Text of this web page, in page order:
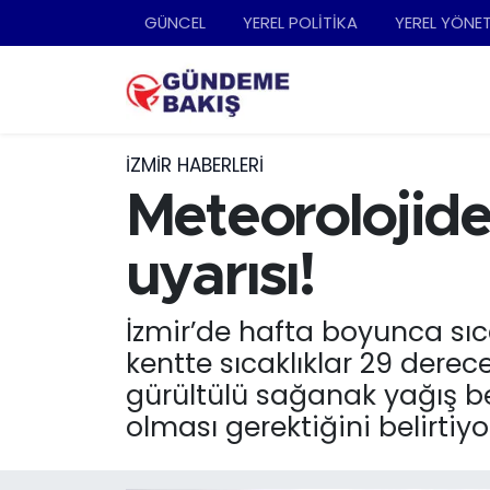
GÜNCEL YEREL POLİTİKA YEREL
İZMIR HABERLERI
uyarısı!
İzmir’de hafta boyunca
kentte sıcaklıklar 29
gürültülü sağanak yağış
olması gerektiğini
Ankara
DÜNYA
EKONOMİ
English News
Nöbetçi Eczaneler
Trafik Durumu
Süper Lig Puan Durumu ve Fikstür
Tüm Manşetler
Son Dakika Haberleri
Haber Arşivi